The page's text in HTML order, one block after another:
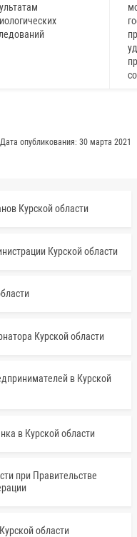
Дата опубликования: 30 марта 2021
Курской области
Курской области
Курской области
в Курской
в Курской области
при Правительстве
области